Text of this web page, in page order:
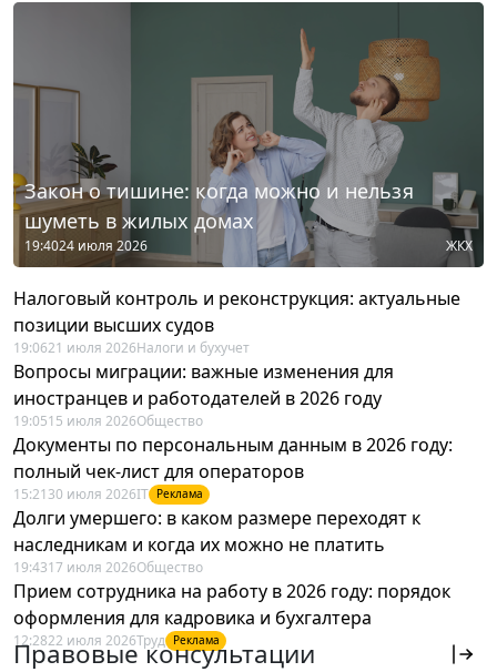
Закон о тишине: когда можно и нельзя
шуметь в жилых домах
19:4024 июля 2026 ЖКХ
Налоговый контроль и реконструкция: актуальные
позиции высших судов
19:0621 июля 2026Налоги и бухучет
Вопросы миграции: важные изменения для
иностранцев и работодателей в 2026 году
19:0515 июля 2026Общество
Документы по персональным данным в 2026 году:
полный чек-лист для операторов
15:21 30 июля 2026IT Реклама
Долги умершего: в каком размере переходят к
наследникам и когда их можно не платить
19:4317 июля 2026Общество
Прием сотрудника на работу в 2026 году: порядок
оформления для кадровика и бухгалтера
12:2822 июля 2026Труд Реклама
Правовые консультации